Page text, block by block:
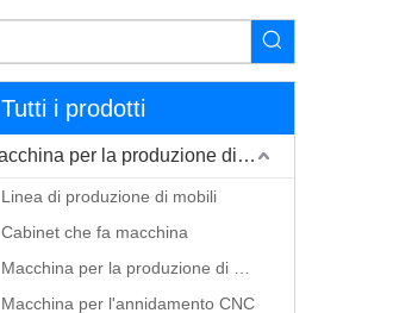
Tutti i prodotti
Macchina per la produzione di mobili
Linea di produzione di mobili
Cabinet che fa macchina
Macchina per l'annidamento CNC